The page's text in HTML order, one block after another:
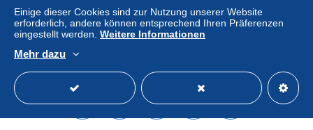
Sollten die Verkaufsbedingungen des Verkäufers
Klauseln enthalten, die sich auf die Zahlung beziehen,
sind diese Klauseln als nichtig zu betrachten. Es gelten
ausschließlich die Zahlungsbedingungen der Delcampe-
Website, wie sie in den
Nutzungsbedingungendefiniert
Käufe müssen, nachdem der Verkäufer die
Endabrechnung geschickt hat, innerhalb von14 Tagen
Einige dieser Cookies sind zur Nutzung unserer Website
erforderlich, andere können entsprechend Ihren Präferenzen
eingestellt werden. Weitere Informationen
Mehr dazu